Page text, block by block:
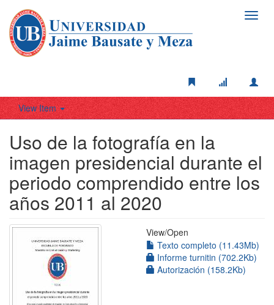
View Item
Uso de la fotografía en la
imagen presidencial durante el
periodo comprendido entre los
años 2011 al 2020
View/Open
Texto completo (11.43Mb)
Informe turnitin (702.2Kb)
Autorización (158.2Kb)